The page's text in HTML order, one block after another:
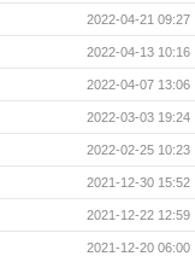
2022-04-21 09:27
2022-04-13 10:16
2022-04-07 13:06
2022-03-03 19:24
2022-02-25 10:23
2021-12-30 15:52
2021-12-22 12:59
2021-12-20 06:00